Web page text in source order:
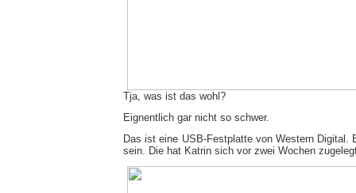
Tja, was ist das wohl?
Eignentlich gar nicht so schwer.
Das ist eine USB-Festplatte von Western Digital.
sein. Die hat Katrin sich vor zwei Wochen